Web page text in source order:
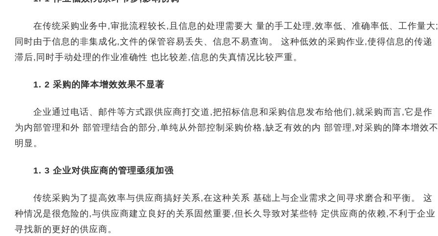
在传统采购业务中,审批流程较长,且信息的处理需要大 量的手工处理,效率低、准确率低、工作量大;
同时由于信息的非集成化,文件的保管容易丢失、信息不易查询。 这种低效的采购作业,使得信息的传递
滞后,同时手动处理的作业准确性 也比较差,信息的失真情况比较严重。
1. 2 采购的降本增效效果不显著
企业通过电话、邮件等方式跟供应商打交道,把招标信息和采购信息发布给他们,就采购而言,它是作
为内部管理和外 部管理结合的部分,单纯从外部控制采购价格,缺乏有效的内 部管理,对采购的降本增效不
明显。
1. 3 企业对供应商的管理亟须加强
传统采购为了提高效率与供应商搞好关系,在这种关系 基础上与企业需求之间寻求磨合和平衡。 这
种情况是很危险的,与供应商建立良好的关系固然重要,但长久导致对某些特 定供应商的依赖,不利于企业
寻找新的更好的供应商。